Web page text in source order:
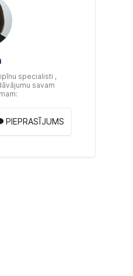
specialisti ,
savam
PIEPRASĪJUMS